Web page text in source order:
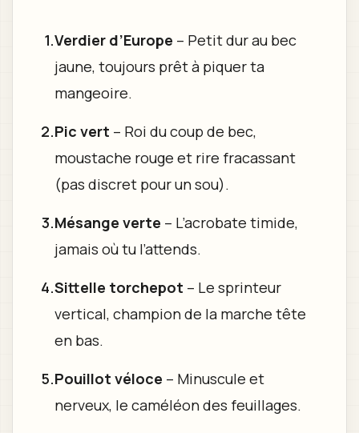
Verdier d’Europe – Petit dur au bec
jaune, toujours prêt à piquer ta
mangeoire.
Pic vert – Roi du coup de bec,
moustache rouge et rire fracassant
(pas discret pour un sou).
Mésange verte – L’acrobate timide,
jamais où tu l’attends.
Sittelle torchepot – Le sprinteur
vertical, champion de la marche tête
en bas.
Pouillot véloce – Minuscule et
nerveux, le caméléon des feuillages.